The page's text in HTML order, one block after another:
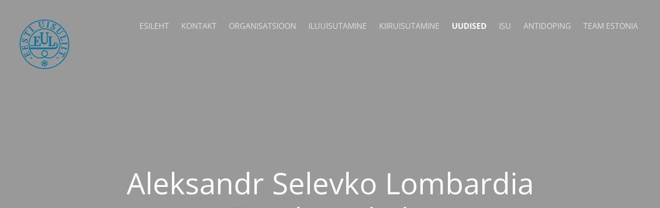
ESILEHT KONTAKT ORGANISATSIOON ILUUISUTAMINE KIIRUISUTAMINE UUDISED ISU ANTIDOPING TEAM ESTONIA
Aleksandr Selevko Lombardia